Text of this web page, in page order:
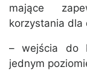
mające
korzystania dla
– wejścia do
jednym